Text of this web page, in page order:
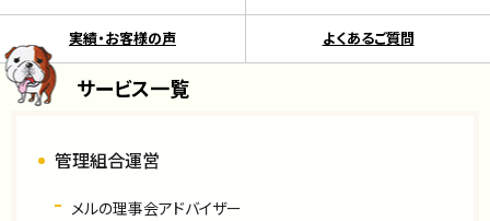
実績・お客様の声 よくあるご質問
サービス一覧
管理組合運営
メルの理事会アドバイザー